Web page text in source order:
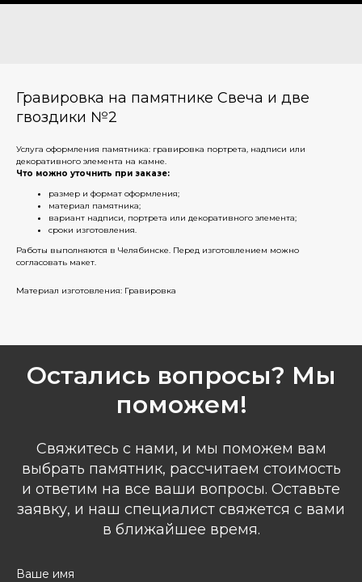
Гравировка на памятнике Свеча и две
гвоздики №2
Услуга оформления памятника: гравировка портрета, надписи или
декоративного элемента на камне.
Что можно уточнить при заказе:
размер и формат оформления;
материал памятника;
вариант надписи, портрета или декоративного элемента;
сроки изготовления.
Работы выполняются в Челябинске. Перед изготовлением можно
согласовать макет.
Материал изготовления: Гравировка
Остались вопросы? Мы
поможем!
Свяжитесь с нами, и мы поможем вам
выбрать памятник, рассчитаем стоимость
и ответим на все ваши вопросы. Оставьте
заявку, и наш специалист свяжется с вами
в ближайшее время.
Ваше имя